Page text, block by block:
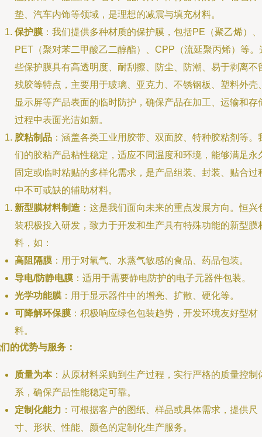
垫、汽车内饰等领域，是理想的减震与填充材料。
保护膜 ：我们提供多种材质的保护膜，包括PE（聚乙烯）、
PET（聚对苯二甲酸乙二醇酯）、CPP（流延聚丙烯）等。
些保护膜具有高透明度、耐刮擦、防尘、防潮、易于剥离不
残胶等特点，主要用于玻璃、亚克力、不锈钢板、塑料外壳
显示屏等产品表面的临时防护，确保产品在加工、运输和存
过程中表面光洁如新。
胶粘制品 ：涵盖各类工业用胶带、双面胶、特种胶粘剂等。
们的胶粘产品粘性稳定，适应不同温度和环境，能够满足永
固定或临时粘贴的多样化需求，是产品组装、封装、贴合过
中不可或缺的辅助材料。
新型膜材料制造 ：这是我们面向未来的重点发展方向。恒兴
装积极投入研发，致力于开发和生产具有特殊功能的新型膜
料，如：
高阻隔膜 ：用于对氧气、水蒸气敏感的食品、药品包装。
导电/防静电膜 ：适用于需要静电防护的电子元器件包装。
光学功能膜 ：用于显示器件中的增亮、扩散、硬化等。
可降解环保膜 ：积极响应绿色包装趋势，开发环境友好型材
料。
的优势与服务：
质量为本：从原材料采购到生产过程，实行严格的质量控制
系，确保产品性能稳定可靠。
定制化能力 ：可根据客户的图纸、样品或具体需求，提供尺
寸、形状、性能、颜色的定制化生产服务。